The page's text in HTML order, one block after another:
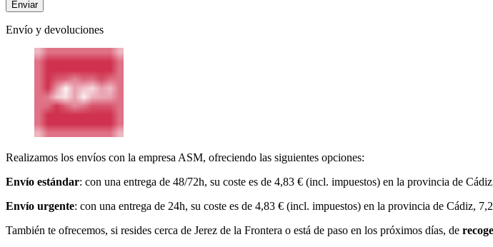
Envío y devoluciones
Realizamos los envíos con la empresa ASM, ofreciendo las siguientes opciones:
Envío estándar: con una entrega de 48/72h, su coste es de 4,83 € (incl. impuestos) en la provincia de
Envío urgente: con una entrega de 24h, su coste es de 4,83 € (incl. impuestos) en la provincia de Cádiz,
También te ofrecemos, si resides cerca de Jerez de la Frontera o está de paso en los próximos días, de